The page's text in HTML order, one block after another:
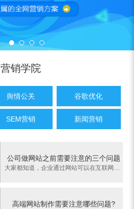
营销学院
舆情公关 谷歌优化
SEM营销 新闻营销
公司做网站之前需要注意的三个问题
大家都知道，企业通过网站可以在互联网上展示自己的形象来宣传自己的产品，以获得互联网的商业机会，以及更多的发展机遇。然而，这些都是理论上的功效，但现实是很多企业建了一个网站，最终只是成为了一个摆设，不止没有起到宣传产品的作用，反而还要花费人力，物力成本去维护这个网站。很多企业没有把理论变为现实，归根结
高端网站制作需要注意哪些问题?